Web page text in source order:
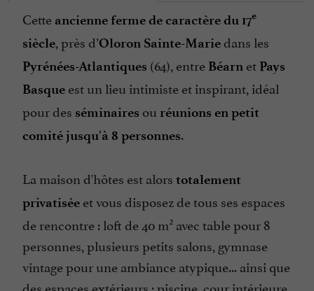
Piscine
Salle de Séminaire
Salon de Jardin
Sauna / Hammam
Table d'Hôtes
Terrasse
Cette ancienne ferme de caractère du 17e
siècle, près d’Oloron Sainte-Mariedans les
Pyrénées-Atlantiques (64), entre Béarn et Pays
Basque est un lieu intimiste et inspirant, idéal
pour des séminaires ou réunions en petit
comitéjusqu'à 8 personnes.
La maison d'hôtes est alors totalement
privatisée et vous disposez de tous ses espaces
de rencontre : loft de 40 m2 avec table pour 8
personnes, plusieurs petits salons, gymnase
vintage pour une ambiance atypique... ainsi que
des espaces extérieurs : piscine, cour intérieure,